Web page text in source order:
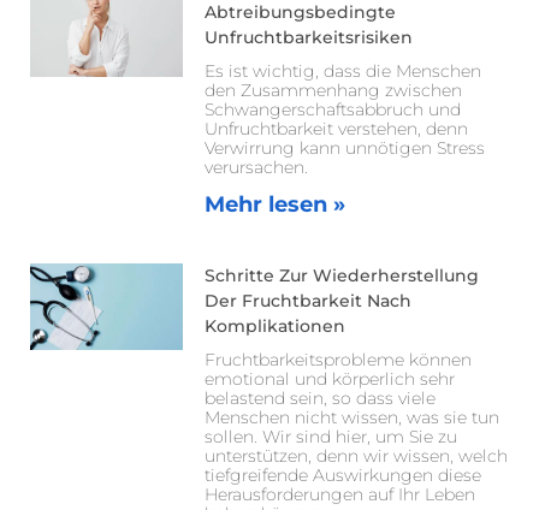
Abtreibungsbedingte
Unfruchtbarkeitsrisiken
Es ist wichtig, dass die Menschen
den Zusammenhang zwischen
Schwangerschaftsabbruch und
Unfruchtbarkeit verstehen, denn
Verwirrung kann unnötigen Stress
verursachen.
Mehr lesen »
Schritte Zur Wiederherstellung
Der Fruchtbarkeit Nach
Komplikationen
Fruchtbarkeitsprobleme können
emotional und körperlich sehr
belastend sein, so dass viele
Menschen nicht wissen, was sie tun
sollen. Wir sind hier, um Sie zu
unterstützen, denn wir wissen, welch
tiefgreifende Auswirkungen diese
Herausforderungen auf Ihr Leben